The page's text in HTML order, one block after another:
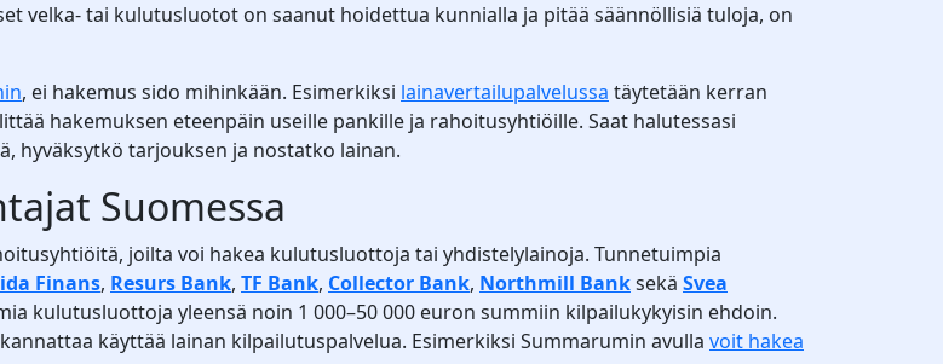
velka- tai kulutusluotot on saanut hoidettua kunnialla ja pitää säännöllisiä tuloja, on
, ei hakemus sido mihinkään. Esimerkiksi lainavertailupalvelussa täytetään kerran
hakemuksen eteenpäin useille pankille ja rahoitusyhtiöille. Saat halutessasi
hyväksytkö tarjouksen ja nostatko lainan.
Suomessa
joilta voi hakea kulutusluottoja tai yhdistelylainoja. Tunnetuimpia
Finans, Resurs Bank, TF Bank, Collector Bank, Northmill Banksekä Svea
kulutusluottoja yleensä noin 1 000–50 000 euron summiin kilpailukykyisin ehdoin.
käyttää lainan kilpailutuspalvelua. Esimerkiksi Summarumin avulla voit hakea